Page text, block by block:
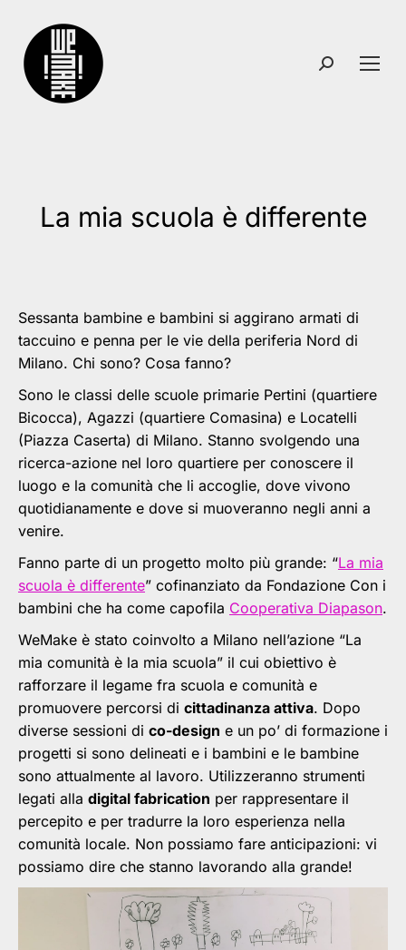
Search:
La mia scuola è differente
You are here:
Sessanta bambine e bambini si aggirano armati di
taccuino e penna per le vie della periferia Nord di
Milano. Chi sono? Cosa fanno?
Sono le classi delle scuole primarie Pertini (quartiere
Bicocca), Agazzi (quartiere Comasina) e Locatelli
(Piazza Caserta) di Milano. Stanno svolgendo una
ricerca-azione nel loro quartiere per conoscere il
luogo e la comunità che li accoglie, dove vivono
quotidianamente e dove si muoveranno negli anni a
venire.
Fanno parte di un progetto molto più grande: “La mia
scuola è differente” cofinanziato da Fondazione Con i
bambini che ha come capofila Cooperativa Diapason.
WeMake è stato coinvolto a Milano nell’azione “La
mia comunità è la mia scuola” il cui obiettivo è
rafforzare il legame fra scuola e comunità e
promuovere percorsi di cittadinanza attiva. Dopo
diverse sessioni di co-design e un po’ di formazione i
progetti si sono delineati e i bambini e le bambine
sono attualmente al lavoro. Utilizzeranno strumenti
legati alla digital fabrication per rappresentare il
percepito e per tradurre la loro esperienza nella
comunità locale. Non possiamo fare anticipazioni: vi
possiamo dire che stanno lavorando alla grande!